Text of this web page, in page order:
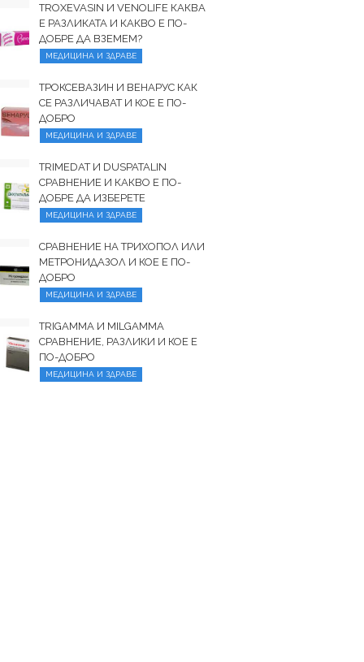
TROXEVASIN И VENOLIFE КАКВА
Е РАЗЛИКАТА И КАКВО Е ПО-
ДОБРЕ ДА ВЗЕМЕМ?
МЕДИЦИНА И ЗДРАВЕ
ТРОКСЕВАЗИН И ВЕНАРУС КАК
СЕ РАЗЛИЧАВАТ И КОЕ Е ПО-
ДОБРО
МЕДИЦИНА И ЗДРАВЕ
TRIMEDAT И DUSPATALIN
СРАВНЕНИЕ И КАКВО Е ПО-
ДОБРЕ ДА ИЗБЕРЕТЕ
МЕДИЦИНА И ЗДРАВЕ
СРАВНЕНИЕ НА ТРИХОПОЛ ИЛИ
МЕТРОНИДАЗОЛ И КОЕ Е ПО-
ДОБРО
МЕДИЦИНА И ЗДРАВЕ
TRIGAMMA И MILGAMMA
СРАВНЕНИЕ, РАЗЛИКИ И КОЕ Е
ПО-ДОБРО
МЕДИЦИНА И ЗДРАВЕ